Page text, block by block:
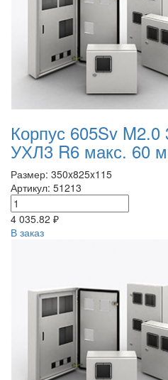
Корпус 605Sv M2.0
УХЛ3 R6 макс. 60
Размер: 350x825x115
Артикул: 51213
4 035.82 ₽
В заказ